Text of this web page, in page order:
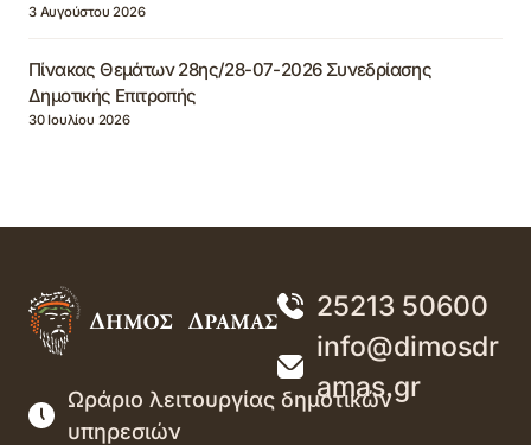
3 Αυγούστου 2026
Πίνακας Θεμάτων 28ης/28-07-2026 Συνεδρίασης
Δημοτικής Επιτροπής
30 Ιουλίου 2026
25213 50600
info@dimosdr
amas.gr
Ωράριο λειτουργίας δημοτικών
υπηρεσιών